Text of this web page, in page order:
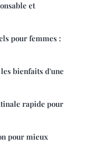
et
pour femmes :
bienfaits d'une
rapide pour
pour mieux